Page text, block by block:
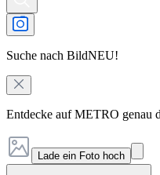
Suche nach BildNEU!
Entdecke auf METRO genau
Lade ein Foto hoch